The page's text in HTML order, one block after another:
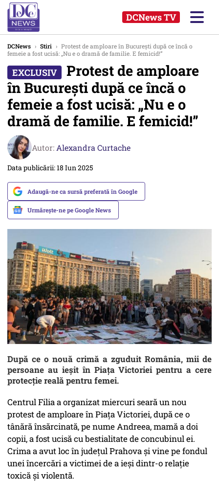
DCNews TV
DCNews › Stiri › Protest de amploare în București după ce încă o
femeie a fost ucisă: „Nu e o dramă de familie. E femicid!”
Protest de amploare
în București după ce încă o
femeie a fost ucisă: „Nu e o
dramă de familie. E femicid!”
Autor: Alexandra Curtache
Data publicării: 18 Iun 2025
Adaugă-ne ca sursă preferată în Google
Urmărește-ne pe Google News
După ce o nouă crimă a zguduit România, mii de
persoane au ieșit în Piața Victoriei pentru a cere
protecție reală pentru femei.
Centrul Filia a organizat miercuri seară un nou
protest de amploare în Piața Victoriei, după ce o
tânără însărcinată, pe nume Andreea, mamă a doi
copii, a fost ucisă cu bestialitate de concubinul ei.
Crima a avut loc în județul Prahova și vine pe fondul
unei încercări a victimei de a ieși dintr-o relație
toxică și violentă.